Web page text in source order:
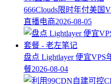
666Clouds限时年付美国
直播电商2026-08-05
盘点 Lightlayer 便宜VPS
餐2026-08-04